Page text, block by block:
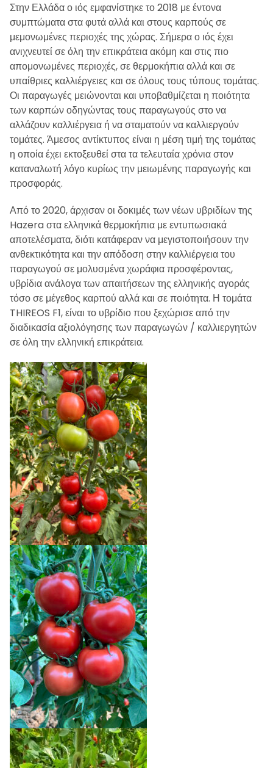
Στην Ελλάδα ο ιός εμφανίστηκε το 2018 με έντονα
συμπτώματα στα φυτά αλλά και στους καρπούς σε
μεμονωμένες περιοχές της χώρας. Σήμερα ο ιός έχει
ανιχνευτεί σε όλη την επικράτεια ακόμη και στις πιο
απομονωμένες περιοχές, σε θερμοκήπια αλλά και σε
υπαίθριες καλλιέργειες και σε όλους τους τύπους τομάτας.
Οι παραγωγές μειώνονται και υποβαθμίζεται η ποιότητα
των καρπών οδηγώντας τους παραγωγούς στο να
αλλάζουν καλλιέργεια ή να σταματούν να καλλιεργούν
τομάτες. Άμεσος αντίκτυπος είναι η μέση τιμή της τομάτας
η οποία έχει εκτοξευθεί στα τα τελευταία χρόνια στον
καταναλωτή λόγο κυρίως την μειωμένης παραγωγής και
προσφοράς.
Από το 2020, άρχισαν οι δοκιμές των νέων υβριδίων της
Hazera στα ελληνικά θερμοκήπια με εντυπωσιακά
αποτελέσματα, διότι κατάφεραν να μεγιστοποιήσουν την
ανθεκτικότητα και την απόδοση στην καλλιέργεια του
παραγωγού σε μολυσμένα χωράφια προσφέροντας,
υβρίδια ανάλογα των απαιτήσεων της ελληνικής αγοράς
τόσο σε μέγεθος καρπού αλλά και σε ποιότητα. Η τομάτα
THIREOS F1, είναι το υβρίδιο που ξεχώρισε από την
διαδικασία αξιολόγησης των παραγωγών / καλλιεργητών
σε όλη την ελληνική επικράτεια.